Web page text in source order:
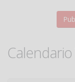
Calendario